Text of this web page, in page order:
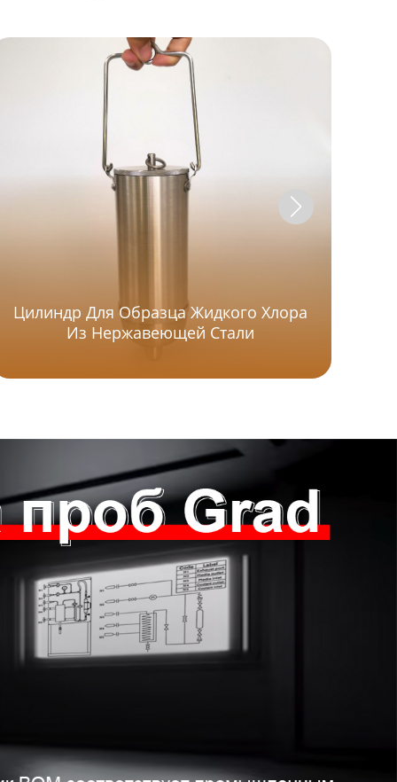
Цилиндр Для Образца Жидкого Хлора
Из Нержавеющей Стали